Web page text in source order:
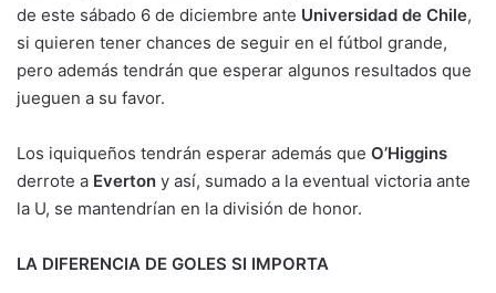
de este sábado 6 de diciembre ante Universidad de Chile,
si quieren tener chances de seguir en el fútbol grande,
pero además tendrán que esperar algunos resultados que
jueguen a su favor.
Los iquiqueños tendrán esperar además que O’Higgins
derrote a Everton y así, sumado a la eventual victoria ante
la U, se mantendrían en la división de honor.
LA DIFERENCIA DE GOLES SI IMPORTA